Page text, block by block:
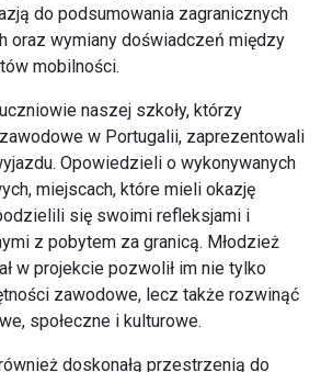
do podsumowania zagranicznych
oraz wymiany doświadczeń między
mobilności.
naszej szkoły, którzy
w Portugalii, zaprezentowali
Opowiedzieli o wykonywanych
miejscach, które mieli okazję
się swoimi refleksjami i
z pobytem za granicą. Młodzież
w projekcie pozwolił im nie tylko
zawodowe, lecz także rozwinąć
społeczne i kulturowe.
doskonałą przestrzenią do